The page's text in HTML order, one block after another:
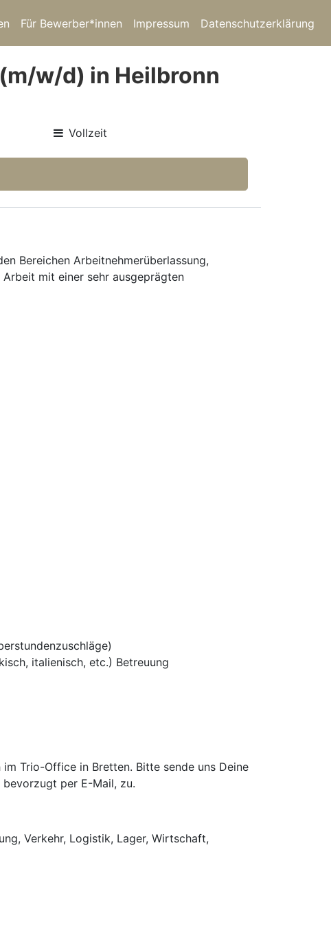
Für Bewerber*innen Impressum Datenschutzerklärung
w/d) in Heilbronn
Vollzeit
Bereichen Arbeitnehmerüberlassung,
mit einer sehr ausgeprägten
italienisch, etc.) Betreuung
Trio-Office in Bretten. Bitte sende uns Deine
per E-Mail, zu.
Verkehr, Logistik, Lager, Wirtschaft,